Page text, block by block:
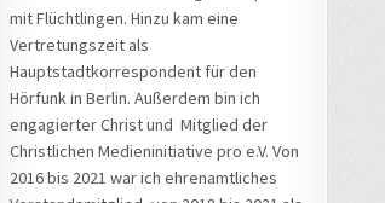
mit Flüchtlingen. Hinzu kam eine
Vertretungszeit als
Hauptstadtkorrespondent für den
Hörfunk in Berlin. Außerdem bin ich
engagierter Christ und Mitglied der
Christlichen Medieninitiative pro e.V. Von
2016 bis 2021 war ich ehrenamtliches